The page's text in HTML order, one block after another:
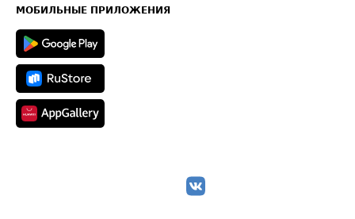
Техническая информация
МОБИЛЬНЫЕ ПРИЛОЖЕНИЯ